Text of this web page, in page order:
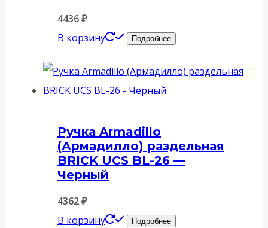
4436₽
В корзину
Подробнее
Ручка Armadillo
(Армадилло) раздельная
BRICK UCS BL-26 —
Черный
4362₽
В корзину
Подробнее